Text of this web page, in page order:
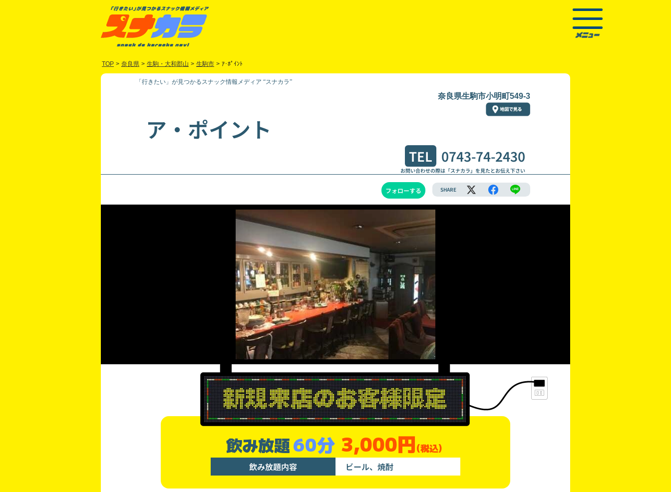
TOP > 奈良県 > 生駒・大和郡山 > 生駒市 > ｱ･ﾎﾟｲﾝﾄ
「行きたい」が見つかるスナック情報メディア “スナカラ”
奈良県生駒市小明町549-3
ア・ポイント
TEL 0743-74-2430
お問い合わせの際は「スナカラ」を見たとお伝え下さい
フォローする SHARE
飲み放題60分 3,000円(税込)
飲み放題内容 ビール、焼酎